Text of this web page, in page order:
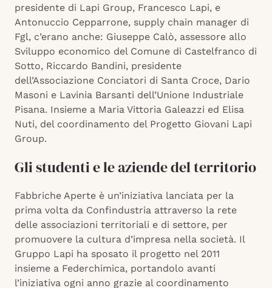
presidente di Lapi Group, Francesco Lapi, e
Antonuccio Cepparrone, supply chain manager di
Fgl, c’erano anche: Giuseppe Calò, assessore allo
Sviluppo economico del Comune di Castelfranco di
Sotto, Riccardo Bandini, presidente
dell’Associazione Conciatori di Santa Croce, Dario
Masoni e Lavinia Barsanti dell’Unione Industriale
Pisana. Insieme a Maria Vittoria Galeazzi ed Elisa
Nuti, del coordinamento del Progetto Giovani Lapi
Group.
Gli studenti e le aziende del territorio
Fabbriche Aperte è un’iniziativa lanciata per la
prima volta da Confindustria attraverso la rete
delle associazioni territoriali e di settore, per
promuovere la cultura d’impresa nella società. Il
Gruppo Lapi ha sposato il progetto nel 2011
insieme a Federchimica, portandolo avanti
l’iniziativa ogni anno grazie al coordinamento